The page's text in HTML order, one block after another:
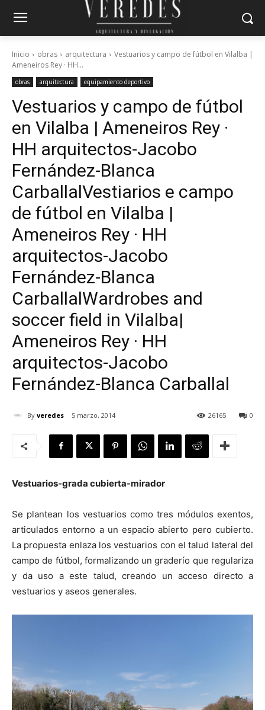
Inicio obras arquitectura
Vestuarios y campo de fútbol en Vilalba |
Ameneiros Rey · HH...
obras arquitectura equipamiento deportivo
Vestuarios y campo de fútbol
en Vilalba | Ameneiros Rey ·
HH arquitectos-Jacobo
Fernández-Blanca
CarballalVestiarios e campo
de fútbol en Vilalba |
Ameneiros Rey · HH
arquitectos-Jacobo
Fernández-Blanca
CarballalWardrobes and
soccer field in Vilalba|
Ameneiros Rey · HH
arquitectos-Jacobo
Fernández-Blanca Carballal
By veredes 5 marzo, 2014 0
26165
Vestuarios-grada cubierta-mirador
Se plantean los vestuarios como tres módulos exentos,
articulados entorno a un espacio abierto pero cubierto.
La propuesta enlaza los vestuarios con el talud lateral del
campo de fútbol, formalizando un graderío que regulariza
y da uso a este talud, creando un acceso directo a
vestuarios y aseos generales.